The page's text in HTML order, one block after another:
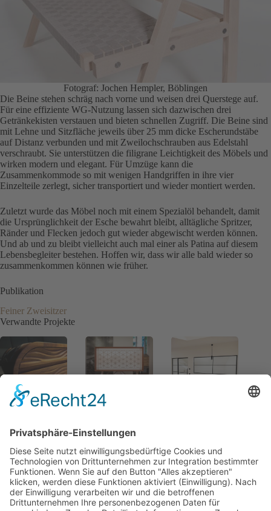
Fotograf: Jochen Hempler, Böblingen
Die Beine stehen schräg nach vorne und weisen drei Querstege auf.
Für eine effiziente WG-Nutzung lassen sich dazwischen drei
Getränkekisten verstauen und bieten schnellen Zugriff. Die Beine sind
mit Lehne und Sitzfläche jeweils über 25 mm dicke Escherundstäbe
auf Distanz verbunden und mit Zweilochschrauben aus Edelstahl
verschraubt. Sie unterstützen die filigrane Leichtigkeit des Möbels und
wirken modern und elegant. Für Umzüge kann die
Zusammenkommode so mit wenigen Handgriffen in ihre vier
Einzelteile zerlegt, sicher transportiert und wieder montiert werden.
Zuletzt wurde das Möbel noch mit einem Spezialöl behandelt, damit
die Ursprünglichkeit der Esche bewahrt bleibt, alltägliche Spritzer,
Ränder und Flecken jedoch gut wieder abgewischt werden können.
Und ab und zu bleibt vielleicht auch mal einer als Patina auf diesem
Lebensbegleiter bestehen. Hoffen wir, dass wir alle bald wieder so
zusammenkommen können wie früher.
Publikation
Feiner Zweisitzer
Verwandte Projekte
Sofamöbel
er“ –
Gesellenstück
von David
Leuthe, 2024
Aufgehende
Gesellenstück
von Kolja
Schultheiß, 2025